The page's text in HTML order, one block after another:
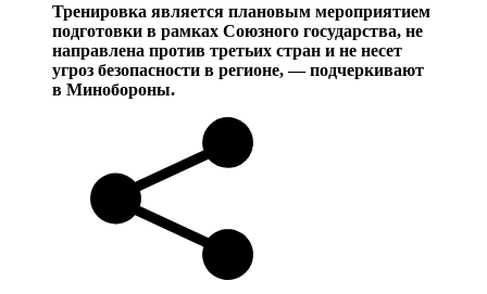
Тренировка является плановым мероприятием
подготовки в рамках Союзного государства, не
направлена против третьих стран и не несет
угроз безопасности в регионе, — подчеркивают
в Минобороны.